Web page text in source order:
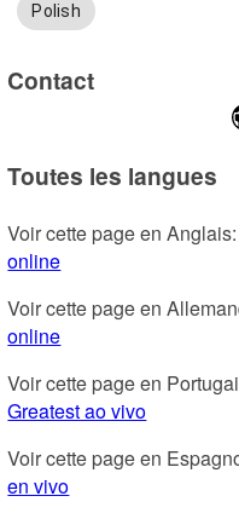
Polish
Contact
Toutes les langues
Voir cette page en Anglais:
online
Voir cette page en
online
Voir cette page en
Greatest ao vivo
Voir cette page en
en vivo